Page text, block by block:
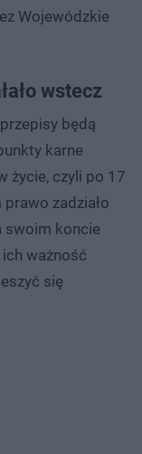
Wojewódzkie
wstecz
będą
karne
życie, czyli po 17
zadziało
swoim koncie
ważność
się